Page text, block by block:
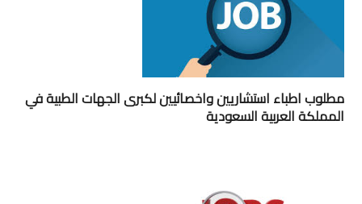
مطلوب اطباء استشاريين واخصائيين لكبرى الجهات الطبية في
المملكة العربية السعودية